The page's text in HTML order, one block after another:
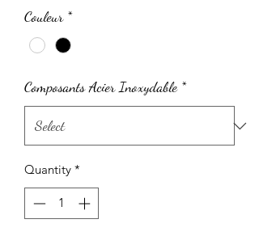
Couleur *
Composants Acier Inoxydable *
Quantity *